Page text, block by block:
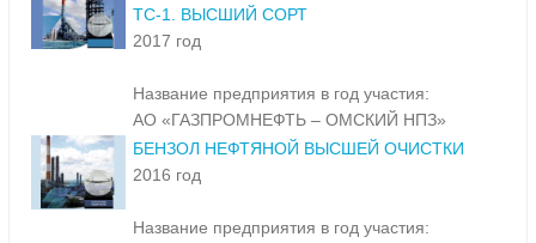
ТС-1. ВЫСШИЙ СОРТ
2017 год
Название предприятия в год участия:
АО «ГАЗПРОМНЕФТЬ – ОМСКИЙ НПЗ»
БЕНЗОЛ НЕФТЯНОЙ ВЫСШЕЙ ОЧИСТКИ
2016 год
Название предприятия в год участия: